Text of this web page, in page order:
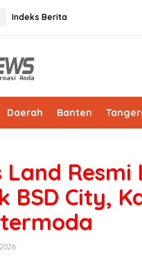
Indeks Berita
Daerah Banten
Land
BSD City,